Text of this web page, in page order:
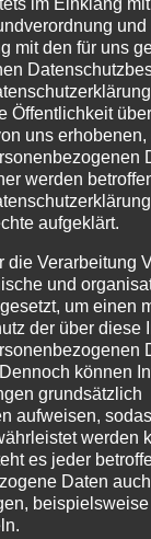
3-6P
4-6P
3-5P
und
mit den für uns
Öffentlichkeit
uns erhobenen,
werden
aufgeklärt.
die Verarbeitung
und
um einen
der über diese
können
grundsätzlich
aufweisen,
werden
es jeder
Daten